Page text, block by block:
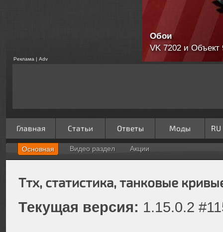
Обои
VK 7202 и Объект
Реклама | Adv
Главная Статьи Ответы Моды
Основная Видео раздел Акции
Ттх, статистика, танковые
Текущая версия: 1.15.0.2